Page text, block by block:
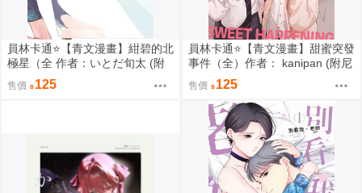
員林卡通⭐️【青文漫畫】紺碧的北
極星（全 作者：いとだ旬太 (附
尼采書套)
售價 125
員林卡通⭐️【青文漫畫】甜蜜突發
事件（全）作者： kanipan (附尼
采書套)
售價 125